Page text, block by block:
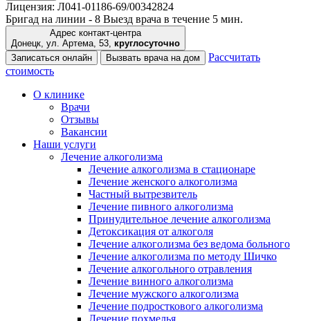
Лицензия: Л041-01186-69/00342824
Бригад на линии - 8 Выезд врача в течение 5 мин.
Адрес контакт-центра
Донецк, ул. Артема, 53, круглосуточно
Записаться онлайн
Вызвать врача на дом
Рассчитать
стоимость
О клинике
Врачи
Отзывы
Вакансии
Наши услуги
Лечение алкоголизма
Лечение алкоголизма в стационаре
Лечение женского алкоголизма
Частный вытрезвитель
Лечение пивного алкоголизма
Принудительное лечение алкоголизма
Детоксикация от алкоголя
Лечение алкоголизма без ведома больного
Лечение алкоголизма по методу Шичко
Лечение алкогольного отравления
Лечение винного алкоголизма
Лечение мужского алкоголизма
Лечение подросткового алкоголизма